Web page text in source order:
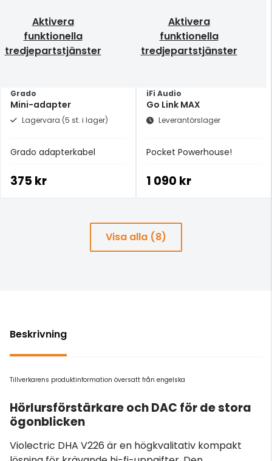
Aktivera
funktionella
tredjepartstjänster
Grado
Mini-adapter
Lagervara (5 st. i lager)
Grado adapterkabel
375 kr
Aktivera
funktionella
tredjepartstjänster
iFi Audio
Go Link MAX
Leverantörslager
Pocket Powerhouse!
1 090 kr
Visa alla (8)
Beskrivning
Tillverkarens produktinformation översatt från engelska
Hörlursförstärkare och DAC för de stora
ögonblicken
Violectric DHA V226 är en högkvalitativ kompakt